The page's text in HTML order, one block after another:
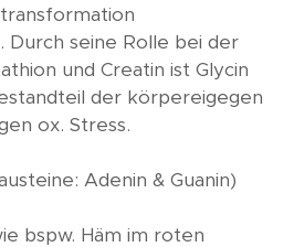
Durch seine Rolle bei der
und Creatin ist Glycin
der körpereigegen
ox. Stress.
Adenin & Guanin)
bspw. Häm im roten